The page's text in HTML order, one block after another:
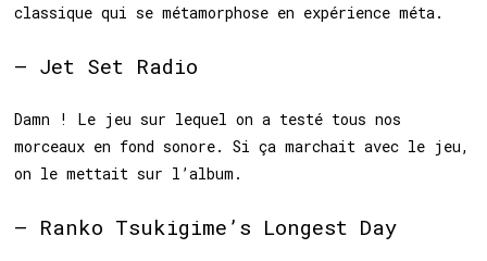
classique qui se métamorphose en expérience méta.
– Jet Set Radio
Damn ! Le jeu sur lequel on a testé tous nos
morceaux en fond sonore. Si ça marchait avec le jeu,
on le mettait sur l’album.
– Ranko Tsukigime’s Longest Day